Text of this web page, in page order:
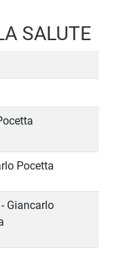
SALUTE
Pocetta
Giancarlo